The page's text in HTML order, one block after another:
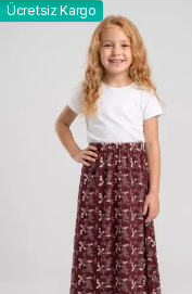
Ücretsiz Kargo